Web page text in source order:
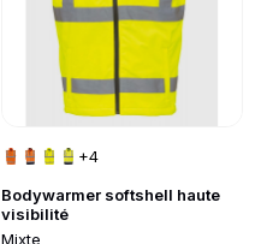
Bodywarmer softshell haute
visibilité
Mixte
+4